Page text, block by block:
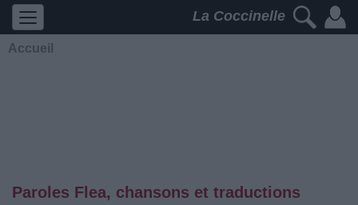
La Coccinelle
Accueil
Paroles Flea, chansons et traductions